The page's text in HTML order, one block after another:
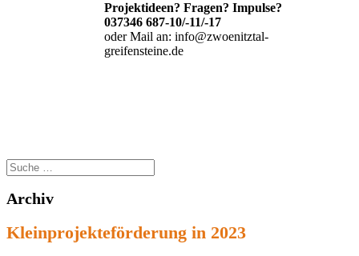
Projektideen? Fragen? Impulse?
037346 687-10/-11/-17
oder Mail an: info@zwoenitztal-
greifensteine.de
Archiv
Kleinprojekteförderung in 2023